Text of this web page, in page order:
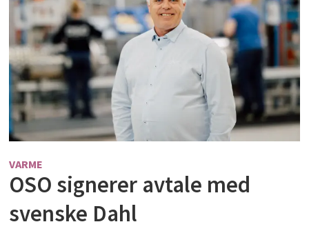
VARME
OSO signerer avtale med
svenske Dahl